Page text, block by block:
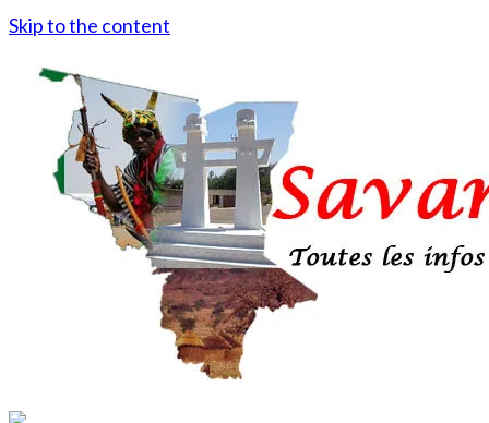
Skip to the content